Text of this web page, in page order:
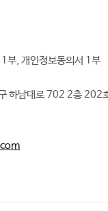
부, 개인정보동의서 1부
하남대로 702 2층 202